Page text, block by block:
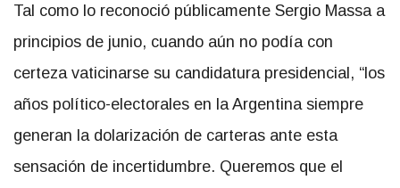
Tal como lo reconoció públicamente Sergio Massa a
principios de junio, cuando aún no podía con
certeza vaticinarse su candidatura presidencial, “los
años político-electorales en la Argentina siempre
generan la dolarización de carteras ante esta
sensación de incertidumbre. Queremos que el